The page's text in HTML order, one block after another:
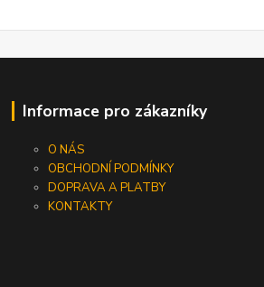
Informace pro zákazníky
O NÁS
OBCHODNÍ PODMÍNKY
DOPRAVA A PLATBY
KONTAKTY